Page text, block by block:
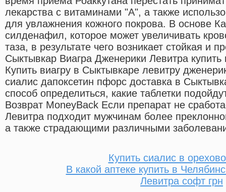
лекарства с витаминами "А", а также
для увлажнения кожного покрова. В основе
силденафил, которое может увеличивать
таза, в результате чего возникает стойкая и
Сыктывкар Виагра Дженерики Левитра
Купить виагру в Сыктывкаре левитру
сиалис дапоксетин пфорс доставка в
способ определиться, какие таблетки
Возврат MoneyBack Если препарат не
Левитра подходит мужчинам более
а также страдающими различными
Купить сиалис в
В какой аптеке купить в
Левитра софт грн